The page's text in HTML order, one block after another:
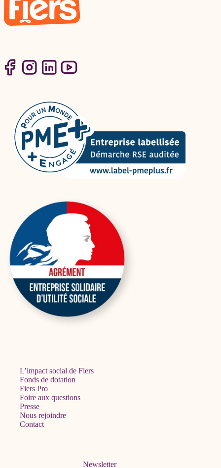
L’impact social de Fiers
Fonds de dotation
Fiers Pro
Foire aux questions
Presse
Nous rejoindre
Contact
Newsletter